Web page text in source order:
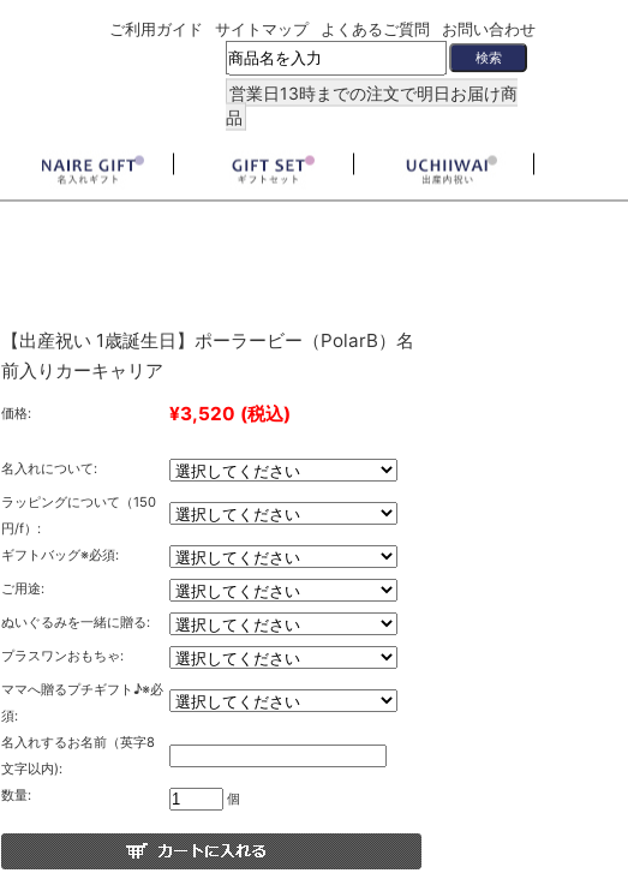
ご利用ガイド サイトマップ よくあるご質問 お問い合わせ
営業日13時までの注文で明日お届け商
品
【出産祝い 1歳誕生日】ポーラービー（PolarB）名
前入りカーキャリア
価格: ¥3,520 (税込)
名入れについて:
ラッピングについて（150
円/f）:
ギフトバッグ※必須:
ご用途:
ぬいぐるみを一緒に贈る:
プラスワンおもちゃ:
ママへ贈るプチギフト♪※必
須:
名入れするお名前（英字8
文字以内):
数量:
個